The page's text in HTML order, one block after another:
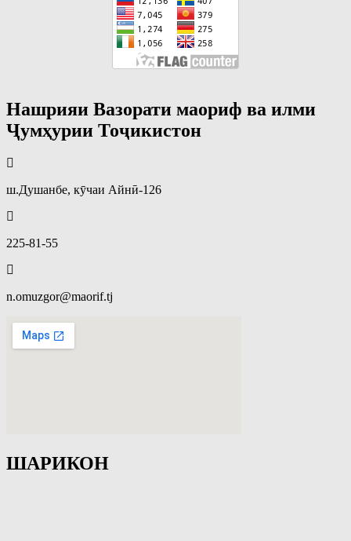
Нашрияи Вазорати маориф ва илми
Ҷумҳурии Тоҷикистон
ш.Душанбе, кӯчаи Айнӣ-126
225-81-55
n.omuzgor@maorif.tj
ШАРИКОН